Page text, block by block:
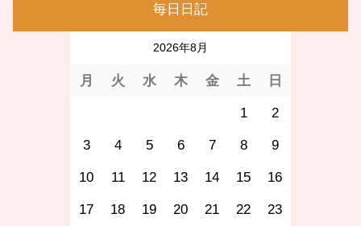
毎日日記
2026年8月
月 火 水 木 金 土 日
1 2
3 4 5 6 7 8 9
10 11 12 13 14 15 16
17 18 19 20 21 22 23